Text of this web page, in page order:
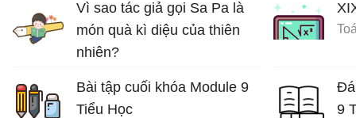
Vì sao tác giả gọi Sa Pa là
món quà kì diệu của thiên
nhiên?
Bài tập cuối khóa Module 9
Tiểu Học
9